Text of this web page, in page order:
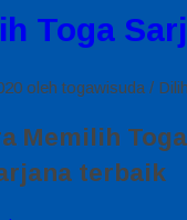
Toga
oleh togawisuda /
Memilih
terbaik